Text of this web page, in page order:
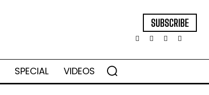
SUBSCRIBE
SPECIAL VIDEOS